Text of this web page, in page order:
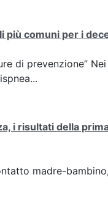
più comuni per i
di prevenzione”
i risultati della
madre-